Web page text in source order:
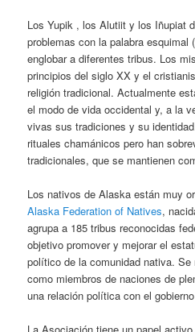
Los Yupik , los Alutiit y los Iñupiat
problemas con la palabra esquimal
englobar a diferentes tribus. Los
principios del siglo XX y el
religión tradicional. Actualmente
el modo de vida occidental y, a la
vivas sus tradiciones y su
rituales chamánicos pero han
tradicionales, que se mantienen
Los nativos de Alaska están muy
Alaska Federation of Natives,
agrupa a 185 tribus reconocidas
objetivo promover y mejorar el
político de la comunidad nativa.
como miembros de naciones de
una relación política con el